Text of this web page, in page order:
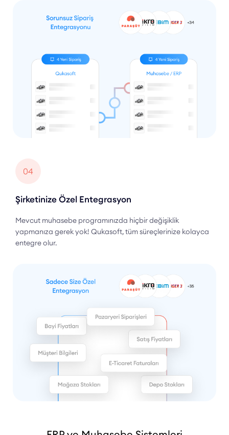
04
Şirketinize Özel Entegrasyon
Mevcut muhasebe programınızda hiçbir değişiklik
yapmanıza gerek yok! Qukasoft, tüm süreçlerinize kolayca
entegre olur.